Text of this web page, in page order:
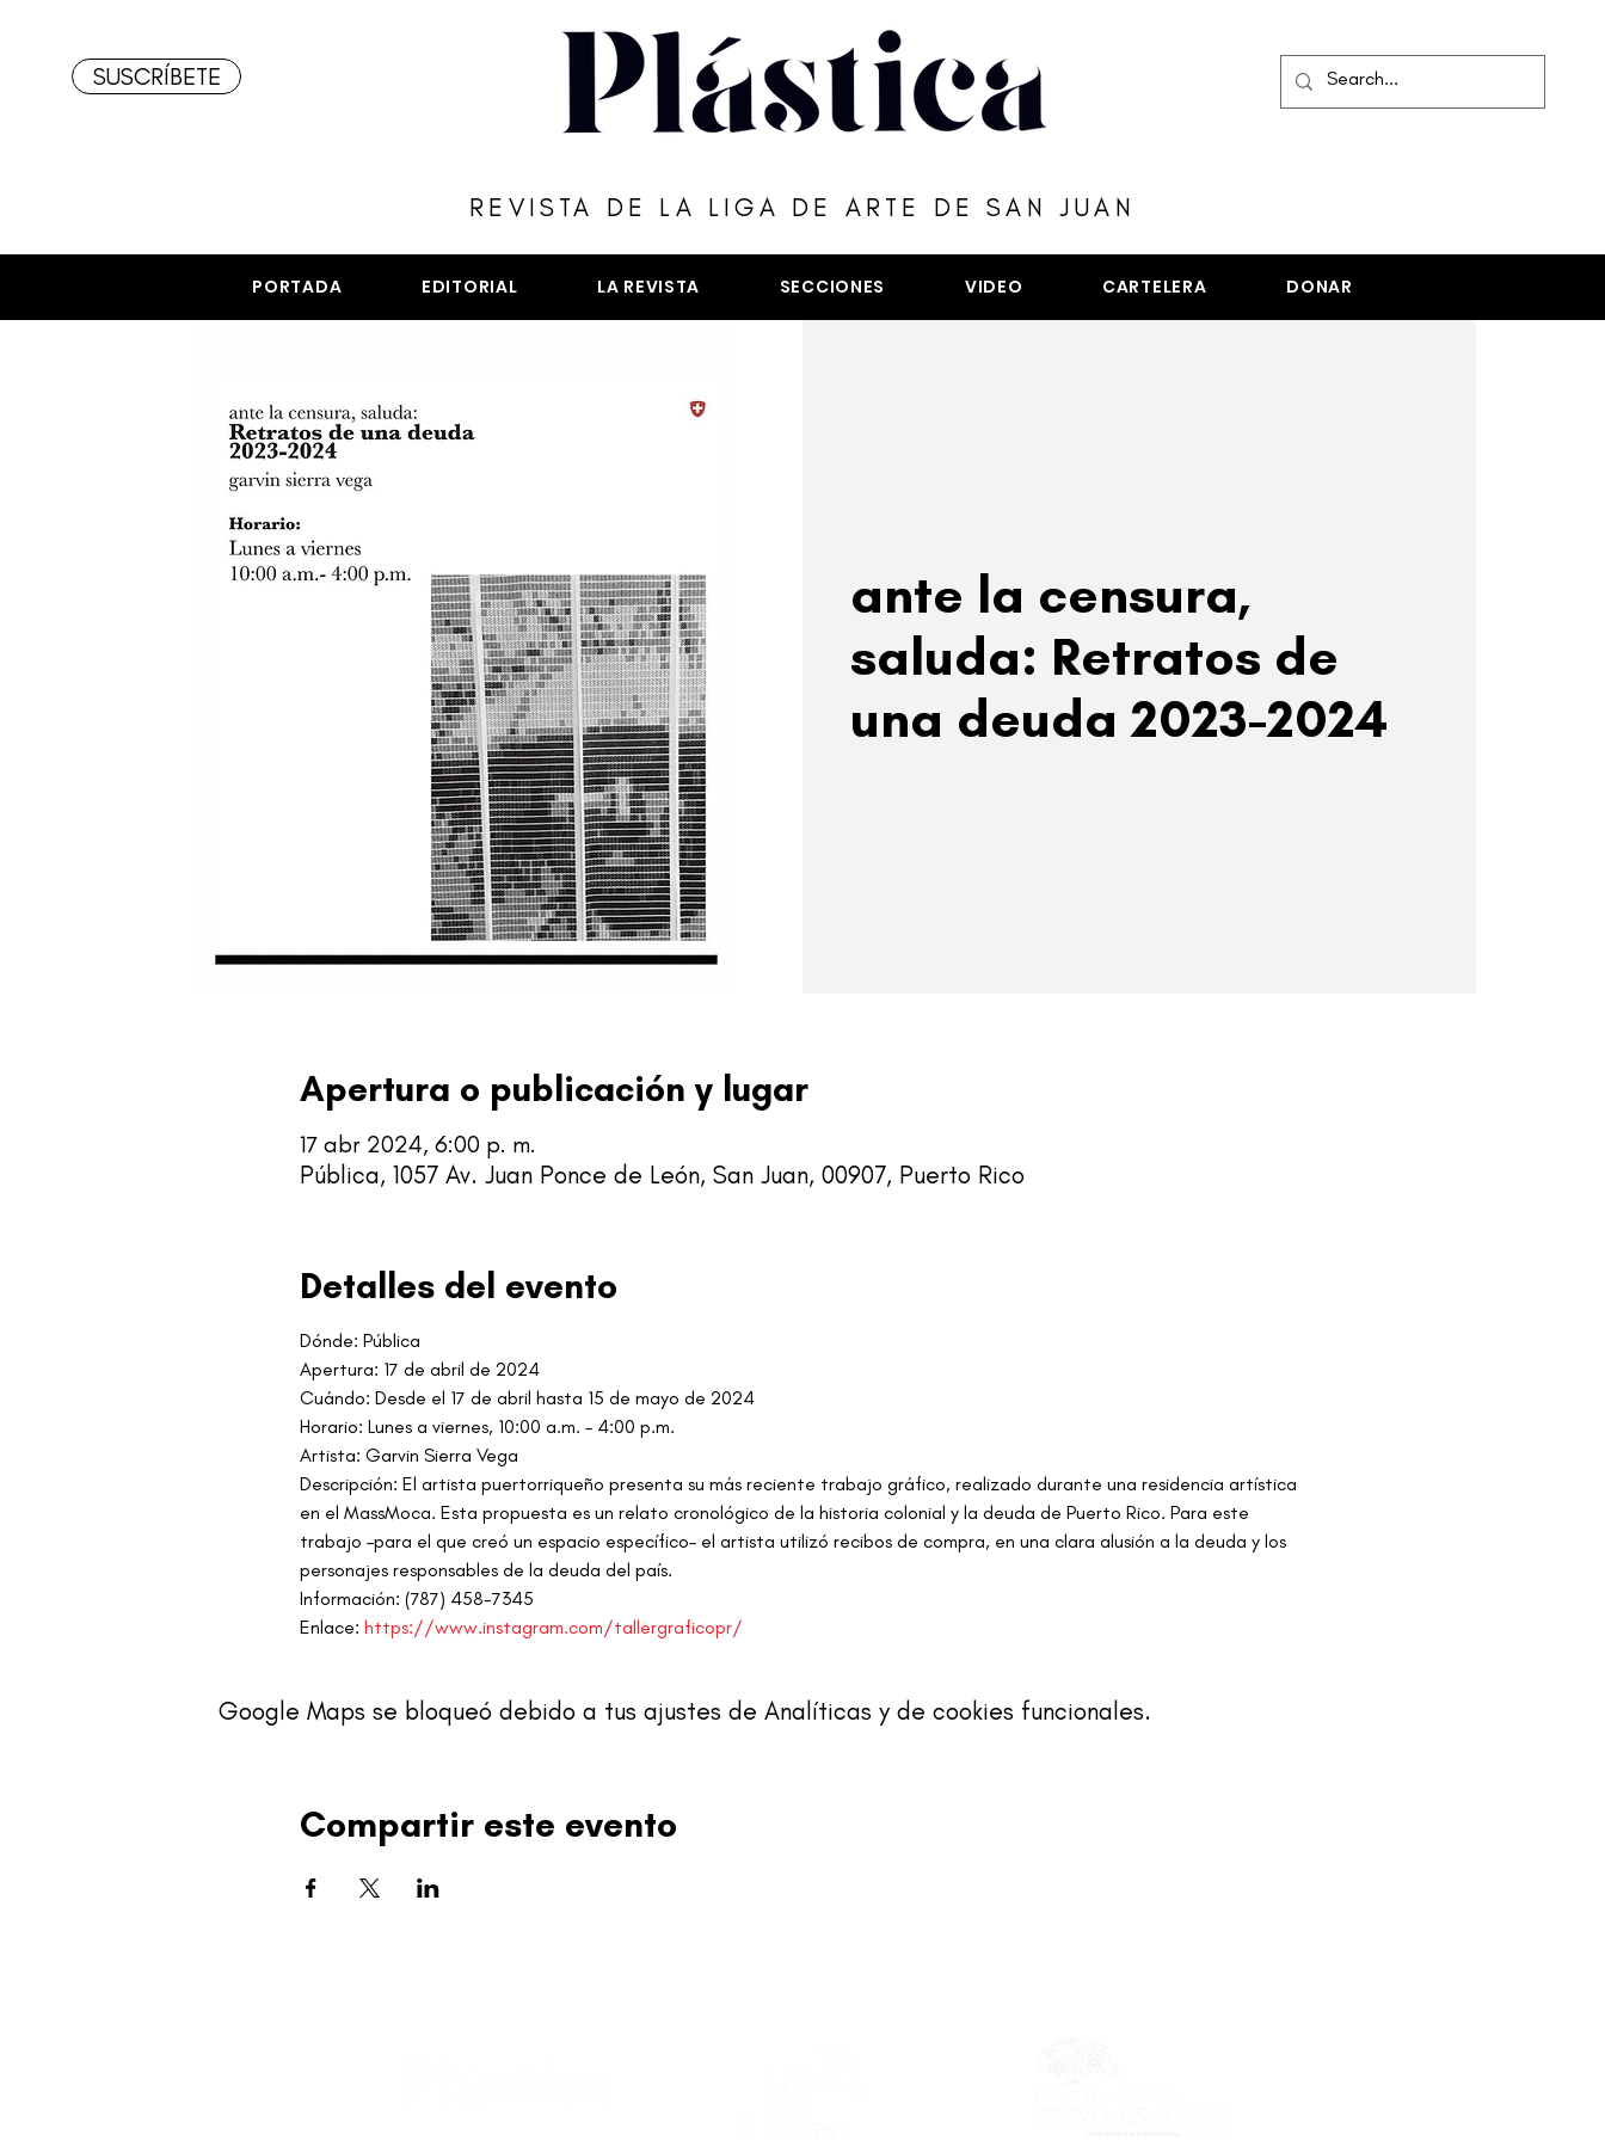
SUSCRÍBETE
REVISTA DE LA LIGA DE ARTE DE SAN JUAN
PORTADA EDITORIAL LA REVISTA SECCIONES VIDEO CARTELERA DONAR
ante la censura,
saluda: Retratos de
una deuda 2023-2024
Apertura o publicación y lugar
17 abr 2024, 6:00 p. m.
Pública, 1057 Av. Juan Ponce de León, San Juan, 00907, Puerto Rico
Detalles del evento
Dónde: Pública
Apertura: 17 de abril de 2024
Cuándo: Desde el 17 de abril hasta 15 de mayo de 2024
Horario: Lunes a viernes, 10:00 a.m. – 4:00 p.m.
Artista: Garvin Sierra Vega
Descripción: El artista puertorriqueño presenta su más reciente trabajo gráfico, realizado durante una residencia artística
en el MassMoca. Esta propuesta es un relato cronológico de la historia colonial y la deuda de Puerto Rico. Para este
trabajo –para el que creó un espacio específico– el artista utilizó recibos de compra, en una clara alusión a la deuda y los
personajes responsables de la deuda del país.
Información: (787) 458-7345
Enlace: https://www.instagram.com/tallergraficopr/
Google Maps se bloqueó debido a tus ajustes de Analíticas y de cookies funcionales.
Compartir este evento